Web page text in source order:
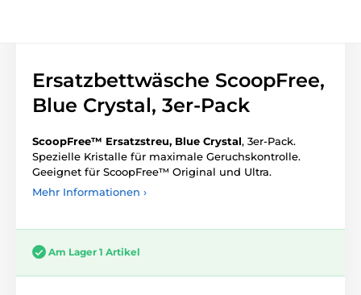
Ersatzbettwäsche ScoopFree,
Blue Crystal, 3er-Pack
ScoopFree™ Ersatzstreu, Blue Crystal, 3er-Pack.
Spezielle Kristalle für maximale Geruchskontrolle.
Geeignet für ScoopFree™ Original und Ultra.
Mehr Informationen ›
Am Lager 1 Artikel